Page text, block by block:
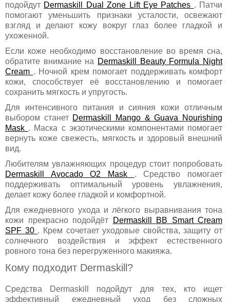
подойдут Dermaskill Dual Zone Lift Eye Patches . Патчи
помогают уменьшить признаки усталости, освежают
взгляд и делают кожу вокруг глаз более гладкой и
ухоженной.
Если коже необходимо восстановление во время сна,
обратите внимание на Dermaskill Beauty Formula Night
Cream . Ночной крем помогает поддерживать комфорт
кожи, способствует её восстановлению и помогает
сохранить мягкость и упругость.
Для интенсивного питания и сияния кожи отличным
выбором станет Dermaskill Mango & Guava Nourishing
Mask . Маска с экзотическими компонентами помогает
вернуть коже свежесть, мягкость и здоровый внешний
вид.
Любителям увлажняющих процедур стоит попробовать
Dermaskill Avocado O2 Mask . Средство помогает
поддерживать оптимальный уровень увлажнения,
делает кожу более гладкой и комфортной.
Для ежедневного ухода и лёгкого выравнивания тона
кожи прекрасно подойдёт
Dermaskill BB Smart Cream
SPF 30 . Крем сочетает уходовые свойства, защиту от
солнечного воздействия и эффект естественного
ровного тона без перегруженного макияжа.
Кому подходит Dermaskill?
Средства Dermaskill подойдут для тех, кто ищет
эффективный ежедневный уход без сложных